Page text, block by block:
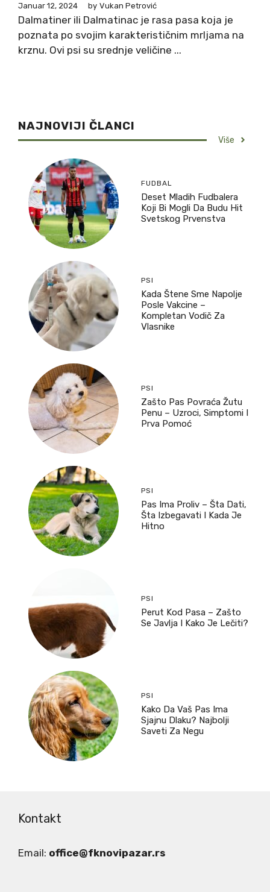
Januar 12, 2024 by Vukan Petrović
Dalmatiner ili Dalmatinac je rasa pasa koja je
poznata po svojim karakterističnim mrljama na
krznu. Ovi psi su srednje veličine ...
NAJNOVIJI ČLANCI
Više
FUDBAL
Deset Mladih Fudbalera
Koji Bi Mogli Da Budu Hit
Svetskog Prvenstva
PSI
Kada Štene Sme Napolje
Posle Vakcine –
Kompletan Vodič Za
Vlasnike
PSI
Zašto Pas Povraća Žutu
Penu – Uzroci, Simptomi I
Prva Pomoć
PSI
Pas Ima Proliv – Šta Dati,
Šta Izbegavati I Kada Je
Hitno
PSI
Perut Kod Pasa – Zašto
Se Javlja I Kako Je Lečiti?
PSI
Kako Da Vaš Pas Ima
Sjajnu Dlaku? Najbolji
Saveti Za Negu
Kontakt
Email: office@fknovipazar.rs